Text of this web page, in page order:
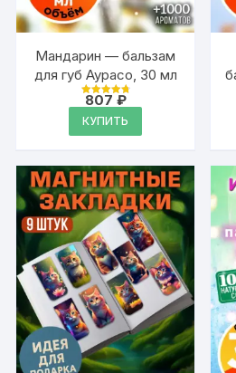
Мандарин — бальзам
для губ Аурасо, 30 мл
Оценка
из 5
807 ₽
КУПИТЬ